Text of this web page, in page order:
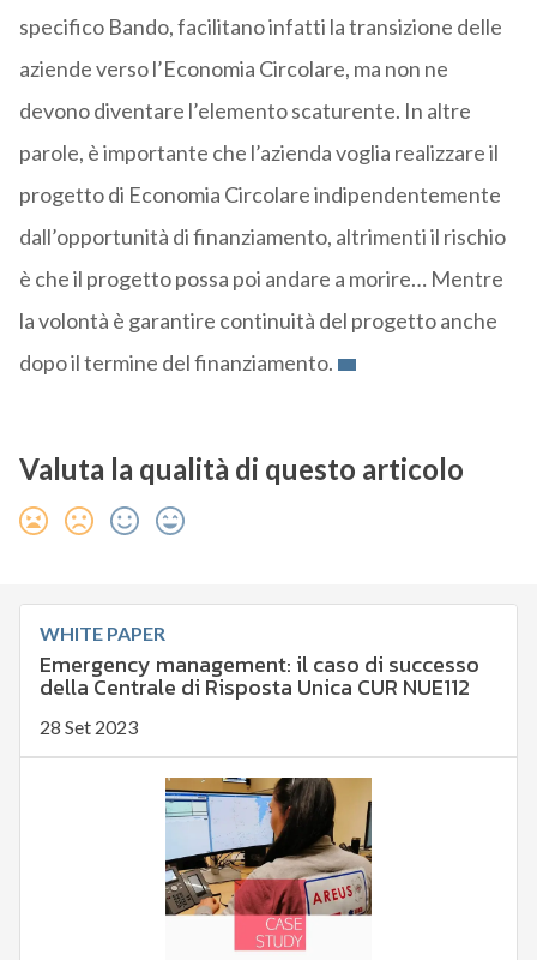
specifico Bando, facilitano infatti la transizione delle
aziende verso l’Economia Circolare, ma non ne
devono diventare l’elemento scaturente. In altre
parole, è importante che l’azienda voglia realizzare il
progetto di Economia Circolare indipendentemente
dall’opportunità di finanziamento, altrimenti il rischio
è che il progetto possa poi andare a morire… Mentre
la volontà è garantire continuità del progetto anche
dopo il termine del finanziamento.
Valuta la qualità di questo articolo
WHITE PAPER
Emergency management: il caso di successo
della Centrale di Risposta Unica CUR NUE112
28 Set 2023